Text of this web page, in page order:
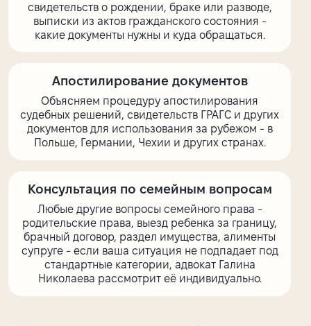
свидетельств о рождении, браке или разводе,
выписки из актов гражданского состояния -
какие документы нужны и куда обращаться.
Апостилирование документов
Объясняем процедуру апостилирования
судебных решений, свидетельств ГРАГС и других
документов для использования за рубежом - в
Польше, Германии, Чехии и других странах.
Консультация по семейным вопросам
Любые другие вопросы семейного права -
родительские права, выезд ребенка за границу,
брачный договор, раздел имущества, алименты
супруге - если ваша ситуация не подпадает под
стандартные категории, адвокат Галина
Николаева рассмотрит её индивидуально.